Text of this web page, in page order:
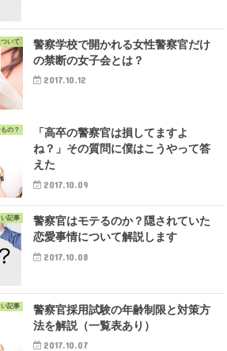
いて
警察学校で開かれる女性警察官だけ
の禁断の女子会とは？
2017.10.12
の？
「高卒の警察官は損してますよ
ね？」その質問に僕はこうやって答
えた
2017.10.09
記事
警察官はモテるのか？隠されていた
恋愛事情について解説します
2017.10.08
記事
警察官採用試験の年齢制限と対策方
法を解説（一覧表あり）
2017.10.07